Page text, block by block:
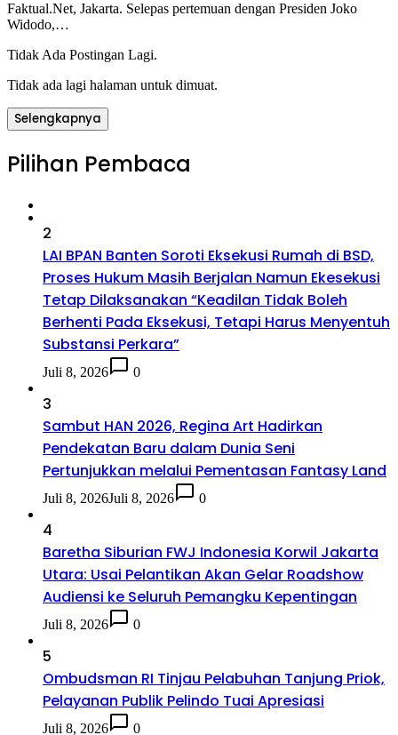
Faktual.Net, Jakarta. Selepas pertemuan dengan Presiden Joko
Widodo,…
Tidak Ada Postingan Lagi.
Tidak ada lagi halaman untuk dimuat.
Selengkapnya
Pilihan Pembaca
2
LAI BPAN Banten Soroti Eksekusi Rumah di BSD,
Proses Hukum Masih Berjalan Namun Ekesekusi
Tetap Dilaksanakan “Keadilan Tidak Boleh
Berhenti Pada Eksekusi, Tetapi Harus Menyentuh
Substansi Perkara”
Juli 8, 2026 0
3
Sambut HAN 2026, Regina Art Hadirkan
Pendekatan Baru dalam Dunia Seni
Pertunjukkan melalui Pementasan Fantasy Land
Juli 8, 2026Juli 8, 2026 0
4
Baretha Siburian FWJ Indonesia Korwil Jakarta
Utara: Usai Pelantikan Akan Gelar Roadshow
Audiensi ke Seluruh Pemangku Kepentingan
Juli 8, 2026 0
5
Ombudsman RI Tinjau Pelabuhan Tanjung Priok,
Pelayanan Publik Pelindo Tuai Apresiasi
Juli 8, 2026 0